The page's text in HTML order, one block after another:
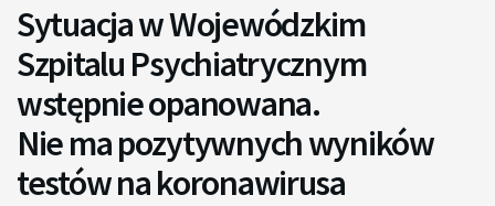
Sytuacja w Wojewódzkim
Szpitalu Psychiatrycznym
wstępnie opanowana.
Nie ma pozytywnych wyników
testów na koronawirusa